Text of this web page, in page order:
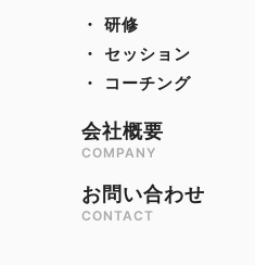
・ 研修
・ セッション
・ コーチング
会社概要
COMPANY
お問い合わせ
CONTACT